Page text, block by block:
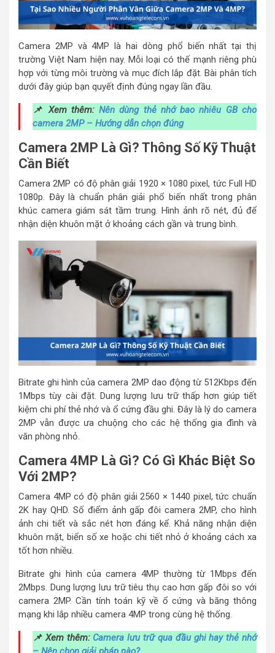
Camera 2MP và 4MP là hai dòng phổ biến nhất tại thị
trường Việt Nam hiện nay. Mỗi loại có thế mạnh riêng phù
hợp với từng môi trường và mục đích lắp đặt. Bài phân tích
dưới đây giúp bạn quyết định đúng ngay lần đầu.
📌 Xem thêm:Nên dùng thẻ nhớ bao nhiêu GB cho
camera 2MP – Hướng dẫn chọn đúng
Camera 2MP Là Gì? Thông Số Kỹ Thuật
Cần Biết
Camera 2MP có độ phân giải 1920 × 1080 pixel, tức Full HD
1080p. Đây là chuẩn phân giải phổ biến nhất trong phân
khúc camera giám sát tầm trung. Hình ảnh rõ nét, đủ để
nhận diện khuôn mặt ở khoảng cách gần và trung bình.
Bitrate ghi hình của camera 2MP dao động từ 512Kbps đến
1Mbps tùy cài đặt. Dung lượng lưu trữ thấp hơn giúp tiết
kiệm chi phí thẻ nhớ và ổ cứng đầu ghi. Đây là lý do camera
2MP vẫn được ưa chuộng cho các hệ thống gia đình và
văn phòng nhỏ.
Camera 4MP Là Gì? Có Gì Khác Biệt So
Với 2MP?
Camera 4MP có độ phân giải 2560 × 1440 pixel, tức chuẩn
2K hay QHD. Số điểm ảnh gấp đôi camera 2MP, cho hình
ảnh chi tiết và sắc nét hơn đáng kể. Khả năng nhận diện
khuôn mặt, biển số xe hoặc chi tiết nhỏ ở khoảng cách xa
tốt hơn nhiều.
Bitrate ghi hình của camera 4MP thường từ 1Mbps đến
2Mbps. Dung lượng lưu trữ tiêu thụ cao hơn gấp đôi so với
camera 2MP. Cần tính toán kỹ về ổ cứng và băng thông
mạng khi lắp nhiều camera 4MP trong cùng hệ thống.
📌 Xem thêm: Camera lưu trữ qua đầu ghi hay thẻ nhớ